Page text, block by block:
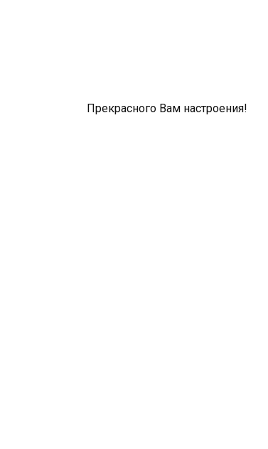
Прекрасного Вам настроения!